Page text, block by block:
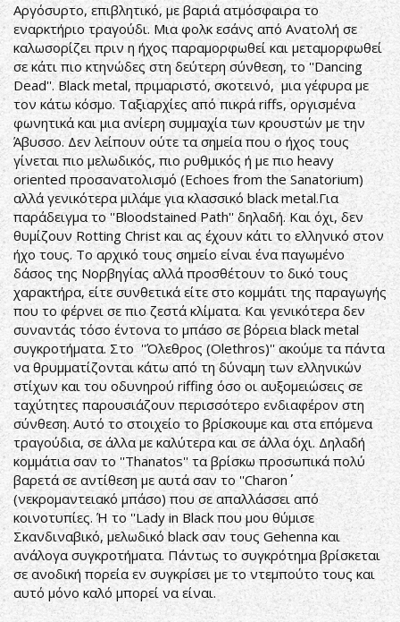
Αργόσυρτο, επιβλητικό, με βαριά ατμόσφαιρα το
εναρκτήριο τραγούδι. Μια φολκ εσάνς από Ανατολή σε
καλωσορίζει πριν η ήχος παραμορφωθεί και μεταμορφωθεί
σε κάτι πιο κτηνώδες στη δεύτερη σύνθεση, το ''Dancing
Dead''. Black metal, πριμαριστό, σκοτεινό, μια γέφυρα με
τον κάτω κόσμο. Ταξιαρχίες από πικρά riffs, οργισμένα
φωνητικά και μια ανίερη συμμαχία των κρουστών με την
Άβυσσο. Δεν λείπουν ούτε τα σημεία που ο ήχος τους
γίνεται πιο μελωδικός, πιο ρυθμικός ή με πιο heavy
oriented προσανατολισμό (Echoes from the Sanatorium)
αλλά γενικότερα μιλάμε για κλασσικό black metal.Για
παράδειγμα το ''Bloodstained Path'' δηλαδή. Και όχι, δεν
θυμίζουν Rotting Christ και ας έχουν κάτι το ελληνικό στον
ήχο τους. Το αρχικό τους σημείο είναι ένα παγωμένο
δάσος της Νορβηγίας αλλά προσθέτουν το δικό τους
χαρακτήρα, είτε συνθετικά είτε στο κομμάτι της παραγωγής
που το φέρνει σε πιο ζεστά κλίματα. Και γενικότερα δεν
συναντάς τόσο έντονα το μπάσο σε βόρεια black metal
συγκροτήματα. Στο ''Όλεθρος (Olethros)'' ακούμε τα πάντα
να θρυμματίζονται κάτω από τη δύναμη των ελληνικών
στίχων και του οδυνηρού riffing όσο οι αυξομειώσεις σε
ταχύτητες παρουσιάζουν περισσότερο ενδιαφέρον στη
σύνθεση. Αυτό το στοιχείο το βρίσκουμε και στα επόμενα
τραγούδια, σε άλλα με καλύτερα και σε άλλα όχι. Δηλαδή
κομμάτια σαν το ''Thanatos'' τα βρίσκω προσωπικά πολύ
βαρετά σε αντίθεση με αυτά σαν το ''Charon΄΄
(νεκρομαντειακό μπάσο) που σε απαλλάσσει από
κοινοτυπίες. Ή το ''Lady in Black που μου θύμισε
Σκανδιναβικό, μελωδικό black σαν τους Gehenna και
ανάλογα συγκροτήματα. Πάντως το συγκρότημα βρίσκεται
σε ανοδική πορεία εν συγκρίσει με το ντεμπούτο τους και
αυτό μόνο καλό μπορεί να είναι.